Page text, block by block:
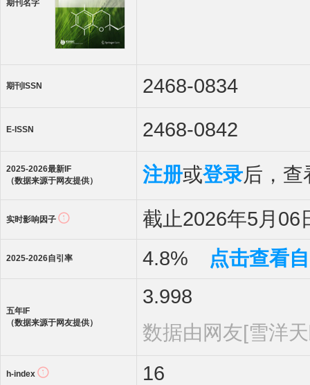
期刊名字
期刊ISSN 2468-0834
E-ISSN 2468-0842
2025-2026最新IF
（数据来源于网友提供）
注册或登录后，查
实时影响因子 截止2026年5月06
2025-2026自引率 4.8% 点击查看
五年IF
（数据来源于网友提供）
3.998
数据由网友[雪洋
h-index 16